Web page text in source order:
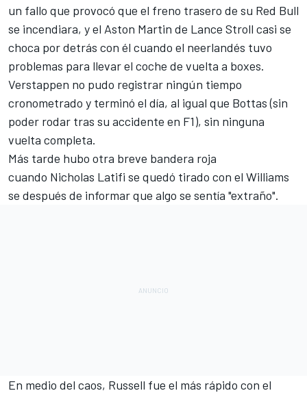
un fallo que provocó que el freno trasero de su Red Bull
se incendiara, y el Aston Martin de Lance Stroll casi se
choca por detrás con él cuando el neerlandés tuvo
problemas para llevar el coche de vuelta a boxes.
Verstappen no pudo registrar ningún tiempo
cronometrado y terminó el día, al igual que Bottas (sin
poder rodar tras su accidente en F1), sin ninguna
vuelta completa.
Más tarde hubo otra breve bandera roja
cuando Nicholas Latifi se quedó tirado con el Williams
se después de informar que algo se sentía "extraño".
En medio del caos, Russell fue el más rápido con el